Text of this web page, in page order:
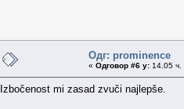
Одг: prominence
« Одговор #6 у: 14.05
Izbočenost mi zasad zvuči najlepše.